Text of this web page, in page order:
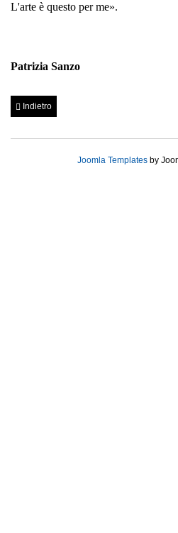
L'arte è questo per me».
Patrizia Sanzo
Indietro
Joomla Templatesby